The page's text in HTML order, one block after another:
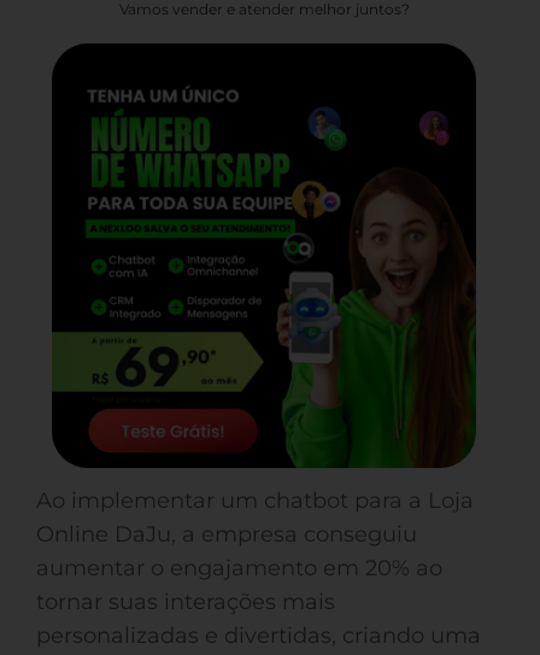
Vamos vender e atender melhor juntos?
Ao implementar um chatbot para a Loja
Online DaJu, a empresa conseguiu
aumentar o engajamento em 20% ao
tornar suas interações mais
personalizadas e divertidas, criando uma